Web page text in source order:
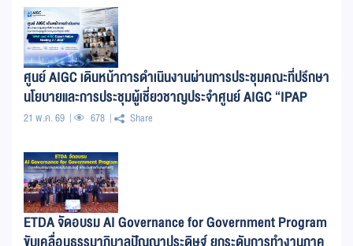
ศูนย์ AIGC เดินหน้าการดำเนินงานผ่านการประชุมคณะที่ปรึกษา
นโยบายและการประชุมผู้เชี่ยวชาญประจำศูนย์ AIGC “IPAP
and AIGC Expert Fellow Meeting 2 / 2026”
21 พ.ค. 69 678 Share
ETDA จัดอบรม AI Governance for Government Program